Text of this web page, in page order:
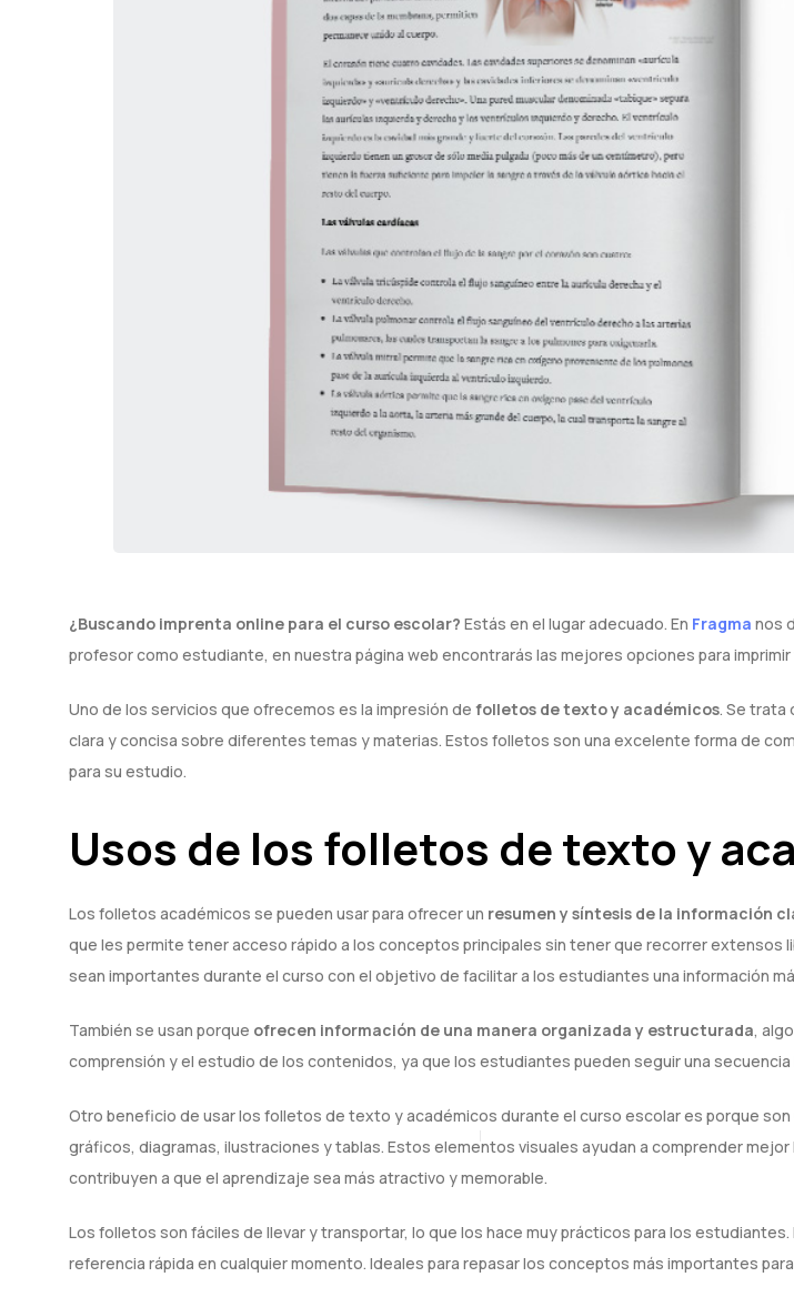
¿Buscando imprenta online para el curso escolar? Estás en el lugar adecuado. En Fragma nos
profesor como estudiante, en nuestra página web encontrarás las mejores opciones para
Uno de los servicios que ofrecemos es la impresión de folletos de texto y académicos. Se trata
clara y concisa sobre diferentes temas y materias. Estos folletos son una excelente forma de
para su estudio.
Usos de los folletos de texto y
Los folletos académicos se pueden usar para ofrecer un resumen y síntesis de la información
que les permite tener acceso rápido a los conceptos principales sin tener que recorrer
sean importantes durante el curso con el objetivo de facilitar a los estudiantes una información
También se usan porque ofrecen información de una manera organizada y estructurada,
comprensión y el estudio de los contenidos, ya que los estudiantes pueden seguir una
Otro beneficio de usar los folletos de texto y académicos durante el curso escolar es porque son
gráficos, diagramas, ilustraciones y tablas. Estos elementos visuales ayudan a comprender
contribuyen a que el aprendizaje sea más atractivo y memorable.
Los folletos son fáciles de llevar y transportar, lo que los hace muy prácticos para los
referencia rápida en cualquier momento. Ideales para repasar los conceptos más importantes